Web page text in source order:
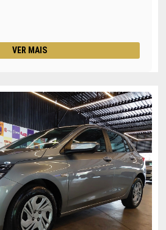
VER MAIS